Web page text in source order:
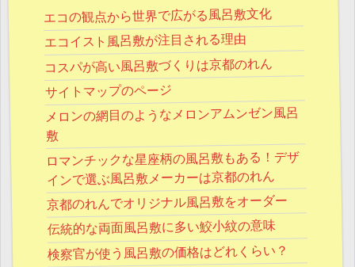
エコの観点から世界で広がる風呂敷文化
エコイスト風呂敷が注目される理由
コスパが高い風呂敷づくりは京都のれん
サイトマップのページ
メロンの網目のようなメロンアムンゼン風呂
敷
ロマンチックな星座柄の風呂敷もある！デザ
インで選ぶ風呂敷メーカーは京都のれん
京都のれんでオリジナル風呂敷をオーダー
伝統的な両面風呂敷に多い鮫小紋の意味
検察官が使う風呂敷の価格はどれくらい？